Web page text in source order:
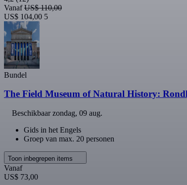
VanafUS$ 110,00
US$ 104,00 5
Bundel
The Field Museum of Natural History:
Beschikbaarzondag, 09 aug.
Gids in het Engels
Groep van max. 20 personen
Toon inbegrepen items
Vanaf
US$ 73,00